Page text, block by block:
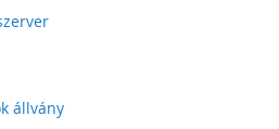
állvány